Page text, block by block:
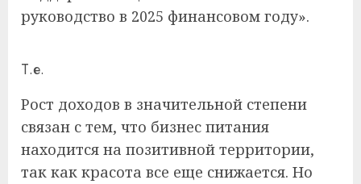
руководство в 2025 финансовом году».
Т.е.
Рост доходов в значительной степени
связан с тем, что бизнес питания
находится на позитивной территории,
так как красота все еще снижается. Но